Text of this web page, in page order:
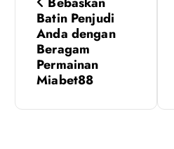
Batin Penjudi
Anda dengan
Beragam
Permainan
Miabet88